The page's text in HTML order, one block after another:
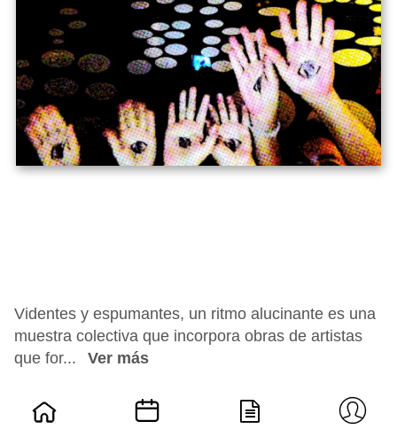
Videntes y espumantes, un ritmo alucinante es una
muestra colectiva que incorpora obras de artistas
que for...
Ver más